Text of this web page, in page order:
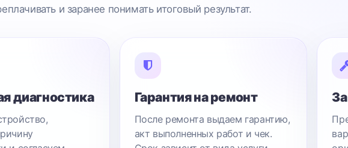
и заранее понимать итоговый результат.
диагностика Гарантия на ремонт
После ремонта выдаем гарантию,
акт выполненных работ и чек.